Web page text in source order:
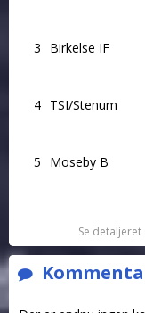
3 Birkelse IF
4 TSI/Stenum
5 Moseby B
Se